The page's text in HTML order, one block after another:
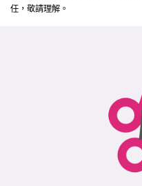
任，敬請理解。